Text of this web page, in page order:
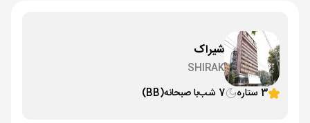
شیراک
SHIRAK
3 ستاره
7 شب با صبحانه(BB)